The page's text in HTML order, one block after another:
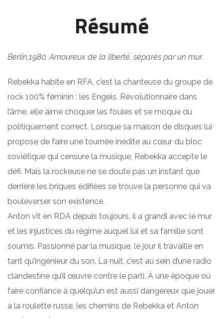
Résumé
Berlin,1980. Amoureux de la liberté, séparés par un mur.
Rebekka habite en RFA, c’est la chanteuse du groupe de
rock 100% féminin : les Engels. Révolutionnaire dans
l’âme, elle aime choquer les foules et se moque du
politiquement correct. Lorsque sa maison de disques lui
propose de faire une tournée inédite au cœur du bloc
soviétique qui censure la musique, Rebekka accepte le
défi. Mais la rockeuse ne se doute pas un instant que
derrière les briques édifiées se trouve la personne qui va
bouleverser son existence.
Anton vit en RDA depuis toujours, il a grandi avec le mur
et les injustices du régime auquel lui et sa famille sont
soumis. Passionné par la musique, le jour il travaille en
tant qu’ingénieur du son. La nuit, c’est au sein d’une radio
clandestine qu’il œuvre contre le parti. À une époque où
faire confiance à quelqu’un est aussi dangereux que jouer
à la roulette russe, les chemins de Rebekka et Anton